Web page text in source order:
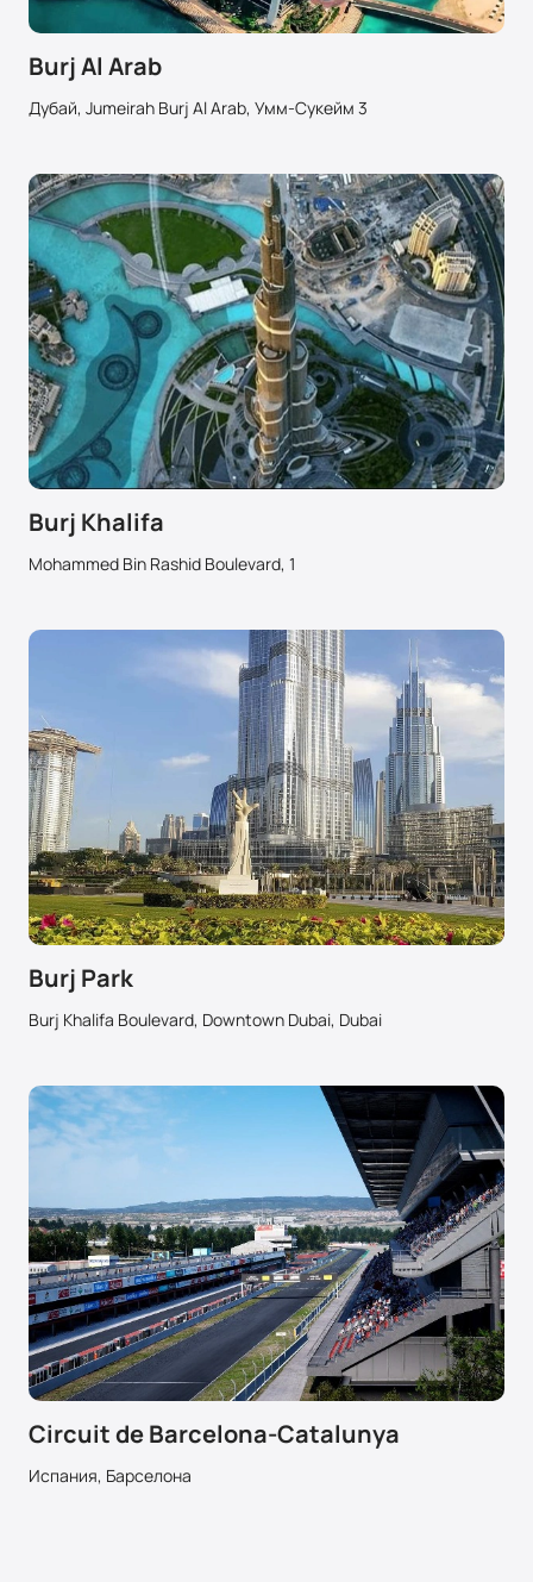
Burj Al Arab
Дубай, Jumeirah Burj Al Arab, Умм-Сукейм 3
Burj Khalifa
Mohammed Bin Rashid Boulevard, 1
Burj Park
Burj Khalifa Boulevard, Downtown Dubai, Dubai
Circuit de Barcelona-Catalunya
Испания, Барселона